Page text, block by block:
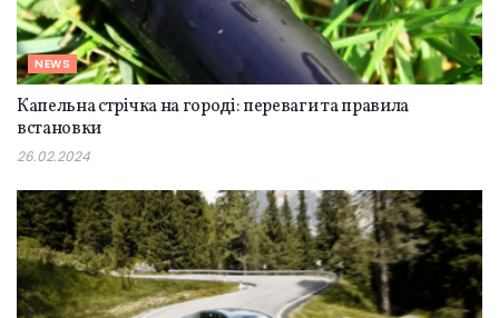
NEWS
Капельна стрічка на городі: переваги та правила
встановки
26.02.2024